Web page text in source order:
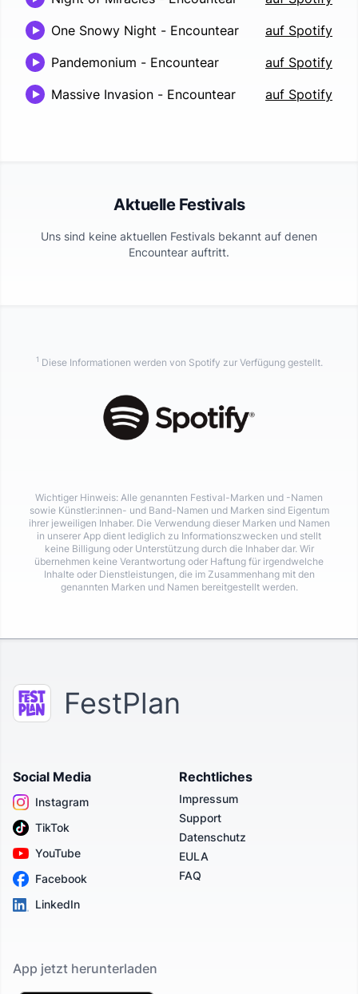
One Snowy Night - Encountear
auf Spotify
Pandemonium - Encountear
auf Spotify
Massive Invasion - Encountear auf Spotify
Aktuelle Festivals
Uns sind keine aktuellen Festivals bekannt auf denen
Encountear auftritt.
1 Diese Informationen werden von Spotify zur Verfügung gestellt.
Wichtiger Hinweis: Alle genannten Festival-Marken und -Namen
sowie Künstler:innen- und Band-Namen und Marken sind Eigentum
ihrer jeweiligen Inhaber. Die Verwendung dieser Marken und Namen
in unserer App dient lediglich zu Informationszwecken und stellt
keine Billigung oder Unterstützung durch die Inhaber dar. Wir
übernehmen keine Verantwortung oder Haftung für irgendwelche
Inhalte oder Dienstleistungen, die im Zusammenhang mit den
genannten Marken und Namen bereitgestellt werden.
FestPlan
Social Media
Instagram
TikTok
YouTube
Facebook
LinkedIn
Rechtliches
Impressum
Support
Datenschutz
EULA
FAQ
App jetzt herunterladen